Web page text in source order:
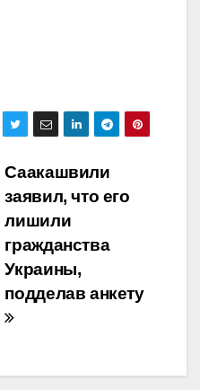
Саакашвили
заявил, что его
лишили
гражданства
Украины,
подделав анкету